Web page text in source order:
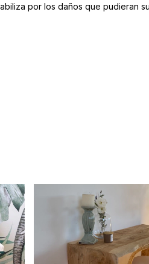
por los daños que pudieran